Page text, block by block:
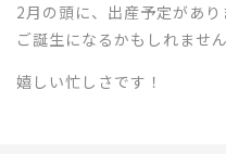
2月の頭に、出産予定があ
ご誕生になるかもしれません
嬉しい忙しさです！